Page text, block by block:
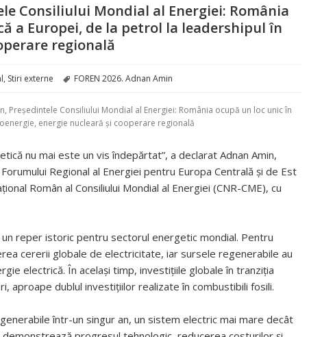
Consiliului Mondial al Energiei: România
a Europei, de la petrol la leadershipul în
regională
, Stiri externe Etichete
FOREN 2026. Adnan Amin
Președintele Consiliului Mondial al Energiei: România ocupă un loc unic în
energie nucleară și cooperare regională
nu mai este un vis îndepărtat”, a declarat Adnan Amin,
Regional al Energiei pentru Europa Centrală și de Est
Român al Consiliului Mondial al Energiei (CNR-CME), cu
reper istoric pentru sectorul energetic mondial. Pentru
cererii globale de electricitate, iar sursele regenerabile au
electrică. În același timp, investițiile globale în tranziția
aproape dublul investițiilor realizate în combustibili fosili.
într-un singur an, un sistem electric mai mare decât